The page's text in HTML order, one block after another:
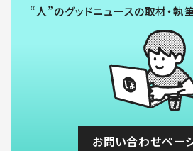
“人”のグッドニュースの取材・執
お問い合わせペー